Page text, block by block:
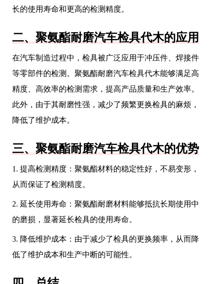
长的使用寿命和更高的检测精度。
二、聚氨酯耐磨汽车检具代木的应用
在汽车制造过程中，检具被广泛应用于冲压件、焊接件
等零部件的检测。聚氨酯耐磨汽车检具代木能够满足高
精度、高效率的检测需求，提高产品质量和生产效率。
此外，由于其耐磨性强，减少了频繁更换检具的麻烦，
降低了维护成本。
三、聚氨酯耐磨汽车检具代木的优势
1. 提高检测精度：聚氨酯材料的稳定性好，不易变形，
从而保证了检测精度。
2. 延长使用寿命：聚氨酯耐磨材料能够抵抗长期使用中
的磨损，显著延长检具的使用寿命。
3. 降低维护成本：由于减少了检具的更换频率，从而降
低了维护成本和生产中断的可能性。